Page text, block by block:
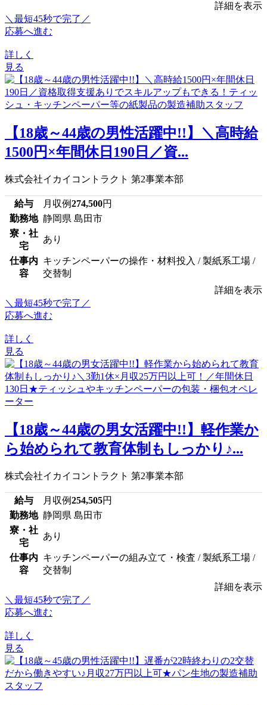
詳細を表示
＼最短45秒で完了／
応募へ進む
詳しく
見る
【18歳～44歳の男性活躍中!!】＼高時給
1500円×年間休日190日／資...
株式会社イカイコントラクト 第2事業本部
給与 月収例274,500円
勤務地 静岡県 島田市
寮・社
宅
あり
仕事内
容
キッチンペーパーの操作・材料投入 / 製紙系工場 /
交替制
詳細を表示
＼最短45秒で完了／
応募へ進む
詳しく
見る
【18歳～44歳の男女活躍中!!】軽作業か
ら始められて教育体制もしっかり♪...
株式会社イカイコントラクト 第2事業本部
給与 月収例254,505円
勤務地 静岡県 島田市
寮・社
宅
あり
仕事内
容
キッチンペーパーの組み立て・検査 / 製紙系工場 /
交替制
詳細を表示
＼最短45秒で完了／
応募へ進む
詳しく
見る